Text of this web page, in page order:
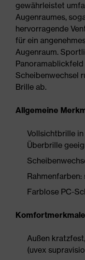
gewährleistet
Augenraumes,
hervorragende
für ein
Augenraum.
Scheibenwechsel
Brille ab.
Allgemeine
Vollsichtbrille
Überbrille
Rahmenfarben:
Farblose PC-
Komfortmerkmale
Außen
(uvex